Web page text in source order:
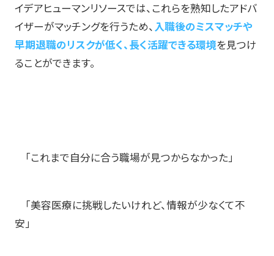
イデアヒューマンリソースでは、これらを熟知したアドバ
イザーがマッチングを行うため、入職後のミスマッチや
早期退職のリスクが低く、長く活躍できる環境を見つけ
ることができます。
「これまで自分に合う職場が見つからなかった」
「美容医療に挑戦したいけれど、情報が少なくて不
安」